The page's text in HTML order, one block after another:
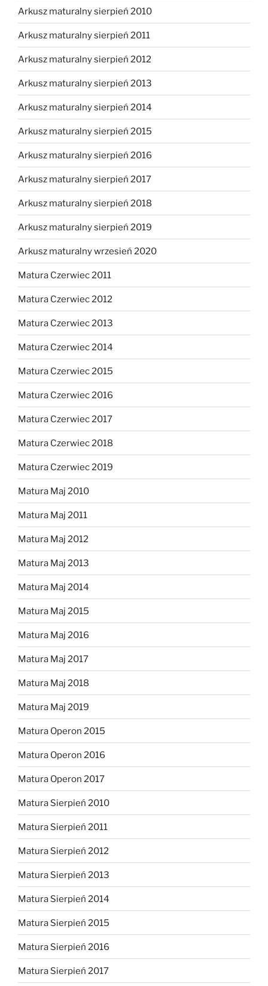
Arkusz maturalny sierpień 2010
Arkusz maturalny sierpień 2011
Arkusz maturalny sierpień 2012
Arkusz maturalny sierpień 2013
Arkusz maturalny sierpień 2014
Arkusz maturalny sierpień 2015
Arkusz maturalny sierpień 2016
Arkusz maturalny sierpień 2017
Arkusz maturalny sierpień 2018
Arkusz maturalny sierpień 2019
Arkusz maturalny wrzesień 2020
Matura Czerwiec 2011
Matura Czerwiec 2012
Matura Czerwiec 2013
Matura Czerwiec 2014
Matura Czerwiec 2015
Matura Czerwiec 2016
Matura Czerwiec 2017
Matura Czerwiec 2018
Matura Czerwiec 2019
Matura Maj 2010
Matura Maj 2011
Matura Maj 2012
Matura Maj 2013
Matura Maj 2014
Matura Maj 2015
Matura Maj 2016
Matura Maj 2017
Matura Maj 2018
Matura Maj 2019
Matura Operon 2015
Matura Operon 2016
Matura Operon 2017
Matura Sierpień 2010
Matura Sierpień 2011
Matura Sierpień 2012
Matura Sierpień 2013
Matura Sierpień 2014
Matura Sierpień 2015
Matura Sierpień 2016
Matura Sierpień 2017